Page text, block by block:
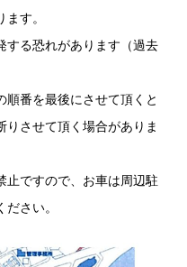
す。
する恐れがあります（過去
順番を最後にさせて頂くと
りさせて頂く場合がありま
止ですので、お車は周辺駐
さい。